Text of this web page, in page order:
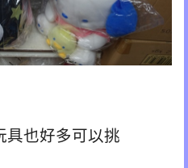
具也好多可以挑